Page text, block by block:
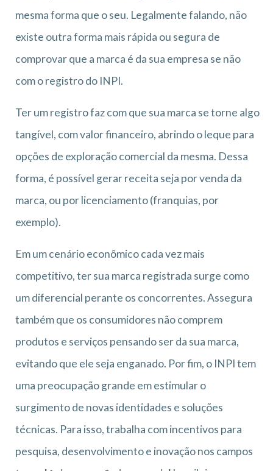
mesma forma que o seu. Legalmente falando, não
existe outra forma mais rápida ou segura de
comprovar que a marca é da sua empresa se não
com o registro do INPI.
Ter um registro faz com que sua marca se torne algo
tangível, com valor financeiro, abrindo o leque para
opções de exploração comercial da mesma. Dessa
forma, é possível gerar receita seja por venda da
marca, ou por licenciamento (franquias, por
exemplo).
Em um cenário econômico cada vez mais
competitivo, ter sua marca registrada surge como
um diferencial perante os concorrentes. Assegura
também que os consumidores não comprem
produtos e serviços pensando ser da sua marca,
evitando que ele seja enganado. Por fim, o INPI tem
uma preocupação grande em estimular o
surgimento de novas identidades e soluções
técnicas. Para isso, trabalha com incentivos para
pesquisa, desenvolvimento e inovação nos campos